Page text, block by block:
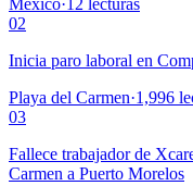
02
Inicia paro laboral en
Playa del Carmen·1,996
03
Fallece trabajador de
Carmen a Puerto Morelos